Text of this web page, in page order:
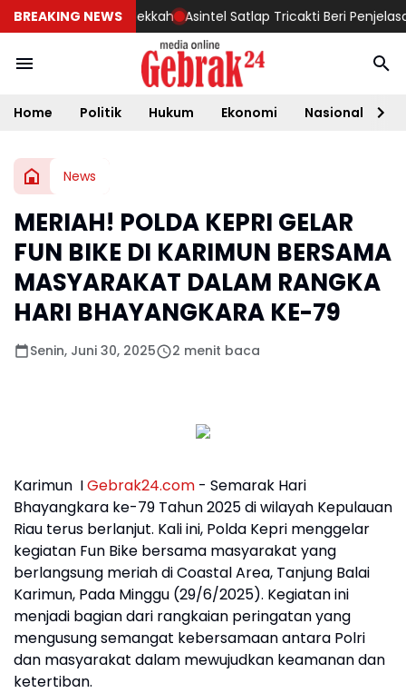
BREAKING NEWS
Serambi Mekkah Asintel Satlap Tricakti Beri Penjelasan
Home Politik Hukum Ekonomi Nasional
News
MERIAH! POLDA KEPRI GELAR
FUN BIKE DI KARIMUN BERSAMA
MASYARAKAT DALAM RANGKA
HARI BHAYANGKARA KE-79
Senin, Juni 30, 2025 2 menit baca
Karimun IGebrak24.com - Semarak Hari
Bhayangkara ke-79 Tahun 2025 di wilayah Kepulauan
Riau terus berlanjut. Kali ini, Polda Kepri menggelar
kegiatan Fun Bike bersama masyarakat yang
berlangsung meriah di Coastal Area, Tanjung Balai
Karimun, Pada Minggu (29/6/2025). Kegiatan ini
menjadi bagian dari rangkaian peringatan yang
mengusung semangat kebersamaan antara Polri
dan masyarakat dalam mewujudkan keamanan dan
ketertiban.